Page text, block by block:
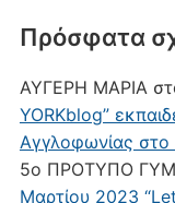
Πρόσφατα
ΑΥΓΕΡΗ ΜΑΡΙΑ
YORKblog”
Αγγλοφωνίας στο
5ο ΠΡΟΤΥΠΟ
Μαρτίου 2023